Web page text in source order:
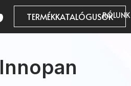
TERMÉKKATALÓGUSOKRÓLUNK
Innopan